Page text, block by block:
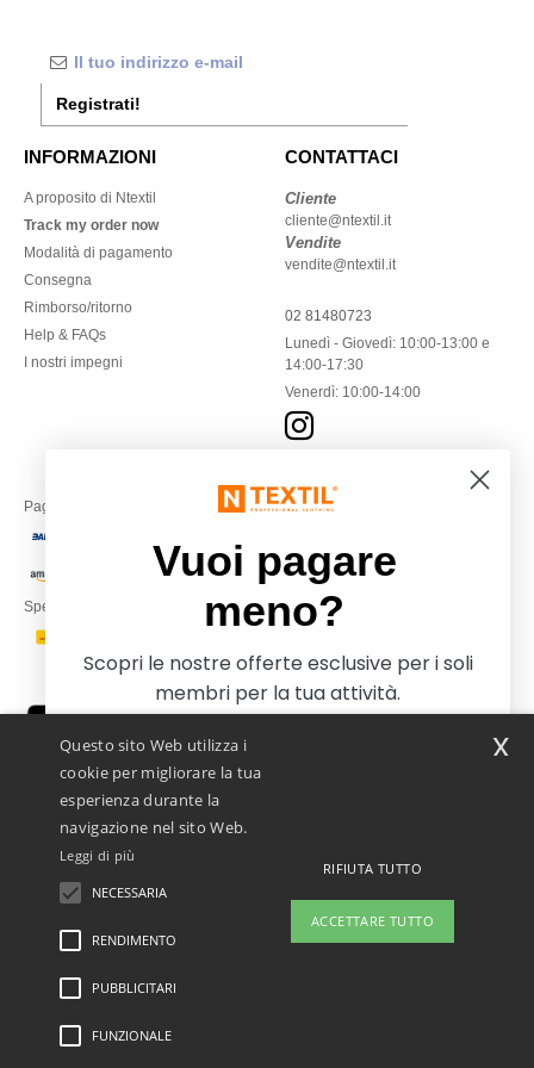
Registrati!
INFORMAZIONI
A proposito di Ntextil
Track my order now
Modalità di pagamento
Consegna
Rimborso/ritorno
Help & FAQs
I nostri impegni
CONTATTACI
Cliente
cliente@ntextil.it
Vendite
vendite@ntextil.it
02 81480723
Lunedì - Giovedì: 10:00-13:00 e
14:00-17:30
Venerdì: 10:00-14:00
Paga con
Spediamo con
Netenders Italy SRL — Registered office GALLERIA DEL CORSO 1 -
20122 MILANO (MI) -Italy
Fiscal code/VAT number IT11510210963 — REA number MI-2608168.
Questo NON è l'indirizzo di ritorno. Per i resi, vedere qui
Menzioni legali- Informativa sulla privacy
Questo sito Web utilizza i
cookie per migliorare la tua
esperienza durante la
navigazione nel sito Web.
Leggi di più
NECESSARIA
RENDIMENTO
PUBBLICITARI
FUNZIONALE
RIFIUTA TUTTO
ACCETTARE TUTTO
x
Vuoi pagare
meno?
Scopri le nostre offerte esclusive per i soli
membri per la tua attività.
Iscriviti e paga meno
No, grazie, voglio pagare di più